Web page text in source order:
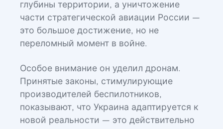
глубины территории, а уничтожение
части стратегической авиации России —
это большое достижение, но не
переломный момент в войне.
Особое внимание он уделил дронам.
Принятые законы, стимулирующие
производителей беспилотников,
показывают, что Украина адаптируется к
новой реальности — это действительно